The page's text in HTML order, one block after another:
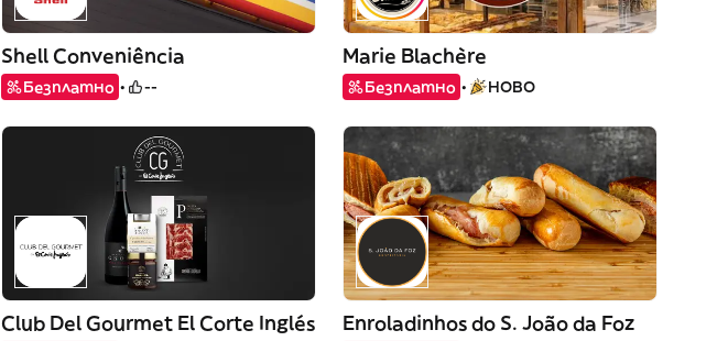
Shell Conveniência
Безплатно --
Marie Blachère
Безплатно НОВО
Club Del Gourmet El Corte Inglés Enroladinhos do S. João da Foz